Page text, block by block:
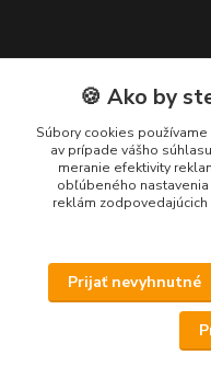
Potrebujete
(Po-Pia, 8.30-17.00 hod.)
🍪 Ako by
Súbory cookies
av prípade vášho
meranie efektivity
obľúbeného
reklám
Prijať nevyhnutné